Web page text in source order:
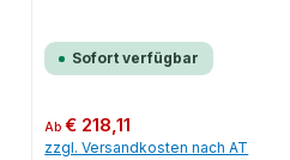
Sofort verfügbar
Regulärer Preis:
Ab€ 218,11
zzgl. Versandkosten nach AT